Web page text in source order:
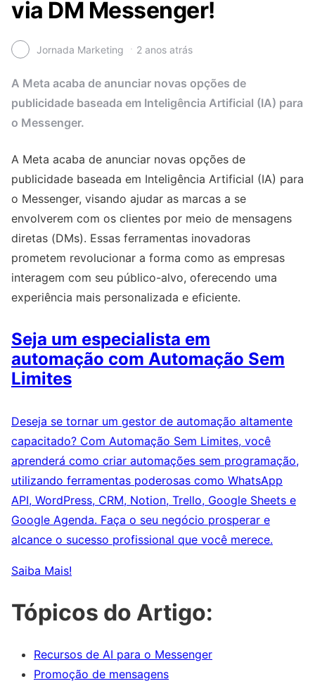
via DM Messenger!
Jornada Marketing 2 anos atrás
A Meta acaba de anunciar novas opções de
publicidade baseada em Inteligência Artificial (IA) para
o Messenger.
A Meta acaba de anunciar novas opções de
publicidade baseada em Inteligência Artificial (IA) para
o Messenger, visando ajudar as marcas a se
envolverem com os clientes por meio de mensagens
diretas (DMs). Essas ferramentas inovadoras
prometem revolucionar a forma como as empresas
interagem com seu público-alvo, oferecendo uma
experiência mais personalizada e eficiente.
Seja um especialista em
automação com Automação Sem
Limites
Deseja se tornar um gestor de automação altamente
capacitado? Com Automação Sem Limites, você
aprenderá como criar automações sem programação,
utilizando ferramentas poderosas como WhatsApp
API, WordPress, CRM, Notion, Trello, Google Sheets e
Google Agenda. Faça o seu negócio prosperar e
alcance o sucesso profissional que você merece.
Saiba Mais!
Tópicos do Artigo:
Recursos de AI para o Messenger
Promoção de mensagens